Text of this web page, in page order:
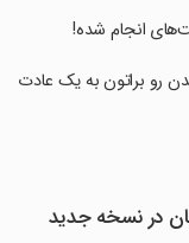
انجام شده!
رو براتون به یک عادت
در نسخه جدید